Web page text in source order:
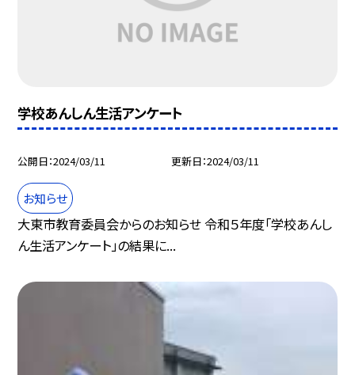
学校あんしん生活アンケート
公開日 2024/03/11 更新日 2024/03/11
お知らせ
大東市教育委員会からのお知らせ 令和５年度「学校あんし
ん生活アンケート」の結果に...